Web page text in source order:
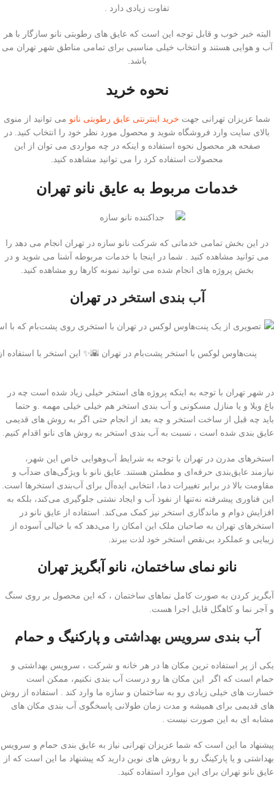
تفاوت زیادی دارد .
البته خبر خوب و قابل توجه این است که عایق های رطوبتی نانو سازگار با هر
آب و هوایی هستند و انتخاب خیلی مناسبی برای تمامی مناطق شهر تهران می
باشد.
نحوه خرید
شما عزیزان تهرانی جهت خرید اینترنتی عایق رطوبتی نانو می توانید از منوی
بالای سایت وارد فروشگاه شوید و محصول مورد نظر خود را انتخاب کنید. در
صفحه هر محصول نحوه استفاده و اینکه در چه مواردی می توان از این
محصولات استفاده کرد را می توانید مشاهده کنید.
خدمات مربوط به عایق نانو تهران
در این بخش تمامی خدماتی که شرکت نانو سازه در تهران انجام می دهد را
می توانید مشاهده کنید . شما در اینجا با خدمات مربوطه آشنا می شوید و در
بخش پروژه های انجام شده می توانید نمونه کارها رو مشاهده کنید.
آب بندی استخر در تهران
پنت‌هاوس لوکس با استخر پشت‌بام در تهران 🌇✨ این استخر با استفاده
در شهر تهران با توجه به اینکه پروژه های استخر خیلی زیاد شده است چه در
باغ ویلا و یا منازل مسکونی و آب بندی استخر هم خیلی خیلی مهمه .و حتما
باید چه قبل از ساخت استخر و چه بعد از انجام حتی اگر به روش های قدیمی
عایق بندی شده است ، نسبت به آب بندی استخر به روش های نانو اقدام کنیم.
استخرهای مدرن در تهران با توجه به شرایط آب‌وهوایی خاص این شهر،
نیازمند عایق‌بندی حرفه‌ای و مطمئن هستند. عایق نانو با ویژگی‌های ضدآب و
مقاومت بالا در برابر تغییرات دما، انتخابی ایده‌آل برای آب‌بندی استخرها است.
این فناوری پیشرفته نه‌تنها از نفوذ آب و ایجاد نشتی جلوگیری می‌کند، بلکه به
افزایش دوام و ماندگاری استخر نیز کمک می‌کند. استفاده از عایق نانو در
استخرهای تهران به صاحبان ملک این امکان را می‌دهد که با خیالی آسوده از
زیبایی و عملکرد بی‌نقص استخر خود لذت ببرند.
نانو نمای ساختمان، نانو آبگریز تهران
آبگریز کردن به صورت کامل نماهای ساختمان ، که این محصول بر روی سنگ
و آجر نما و کاهگل قابل اجرا هست.
آب بندی سرویس بهداشتی و پارکنیگ و حمام
یکی از پر استفاده ترین مکان ها در هر خانه و شرکت ، سرویس بهداشتی و
حمام است که اگر این مکان ها رو درست آب بندی نکنیم، ممکن است
خسارت های خیلی زیادی رو به ساختمان و سازه ما وارد کند . استفاده از روش
های قدیمی برای همیشه و مدت زمان طولانی پاسخگوی آب بندی مکان های
مشابه ای به این صورت نیست .
پیشنهاد ما این است که شما عزیزان تهرانی نیاز به عایق بندی حمام و سرویس
بهداشتی و یا پارکینگ رو با روش های نوین دارید که پیشنهاد ما این است که از
عایق نانو تهران برای این موارد استفاده کنید.